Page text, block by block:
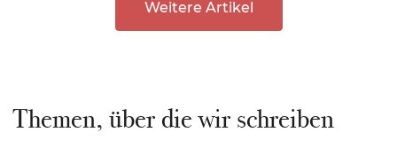
Weitere Artikel
Themen, über die wir schreiben